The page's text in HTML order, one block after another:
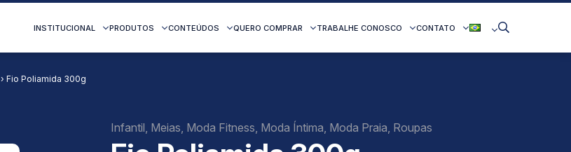
INSTITUCIONAL PRODUTOS CONTEÚDOS QUERO COMPRAR TRABALHE CONOSCO CONTATO
› Fio Poliamida 300g
Infantil, Meias, Moda Fitness, Moda Íntima, Moda Praia, Roupas